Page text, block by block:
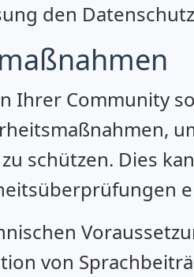
den
Ihrer Community
schützen. Dies
von